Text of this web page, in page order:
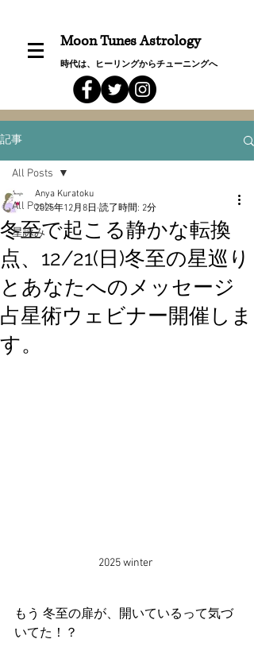
Moon Tunes Astrology
時代は、ヒーリングからチューニングへ
記事
All Posts
星詠み
All Posts
冬至で起こる静かな転換
点、12/21(日)冬至の星巡り
とあなたへのメッセージ
占星術ウェビナー開催しま
す。
Anya Kuratoku
2025年12月8日 読了時間: 2分
2025 winter
もう 冬至の扉が、開いているって気づ
いてた！？